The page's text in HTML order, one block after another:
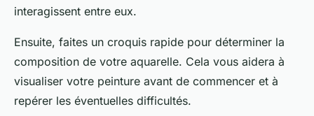
interagissent entre eux.
Ensuite, faites un croquis rapide pour déterminer la
composition de votre aquarelle. Cela vous aidera à
visualiser votre peinture avant de commencer et à
repérer les éventuelles difficultés.